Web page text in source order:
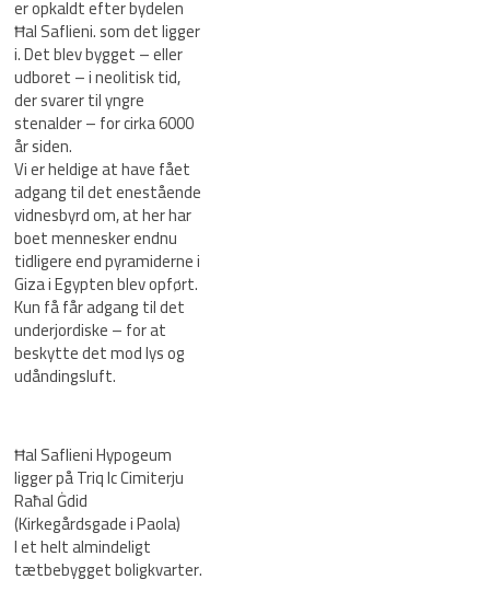
er opkaldt efter bydelen
Ħal Saflieni. som det ligger
i. Det blev bygget – eller
udboret – i neolitisk tid,
der svarer til yngre
stenalder – for cirka 6000
år siden.
Vi er heldige at have fået
adgang til det enestående
vidnesbyrd om, at her har
boet mennesker endnu
tidligere end pyramiderne i
Giza i Egypten blev opført.
Kun få får adgang til det
underjordiske – for at
beskytte det mod lys og
udåndingsluft.
Ħal Saflieni Hypogeum
ligger på Triq Ic Cimiterju
Raħal Ġdid
(Kirkegårdsgade i Paola)
I et helt almindeligt
tætbebygget boligkvarter.